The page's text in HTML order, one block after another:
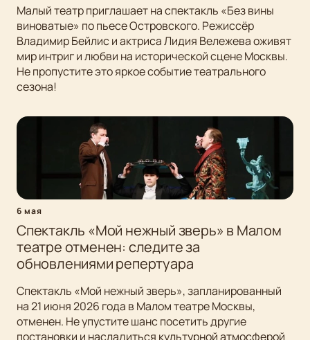
Малый театр приглашает на спектакль «Без вины
виноватые» по пьесе Островского. Режиссёр
Владимир Бейлис и актриса Лидия Вележева оживят
мир интриг и любви на исторической сцене Москвы.
Не пропустите это яркое событие театрального
сезона!
6 мая
Спектакль «Мой нежный зверь» в Малом
театре отменен: следите за
обновлениями репертуара
Спектакль «Мой нежный зверь», запланированный
на 21 июня 2026 года в Малом театре Москвы,
отменен. Не упустите шанс посетить другие
постановки и насладиться культурной атмосферой